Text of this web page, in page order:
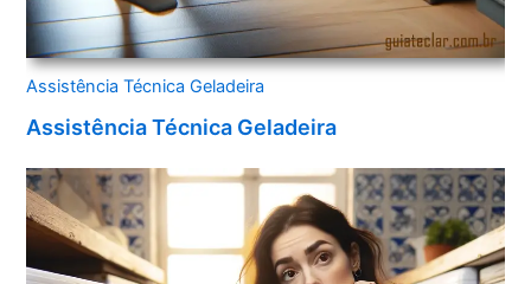
Assistência Técnica Geladeira
Assistência Técnica Geladeira